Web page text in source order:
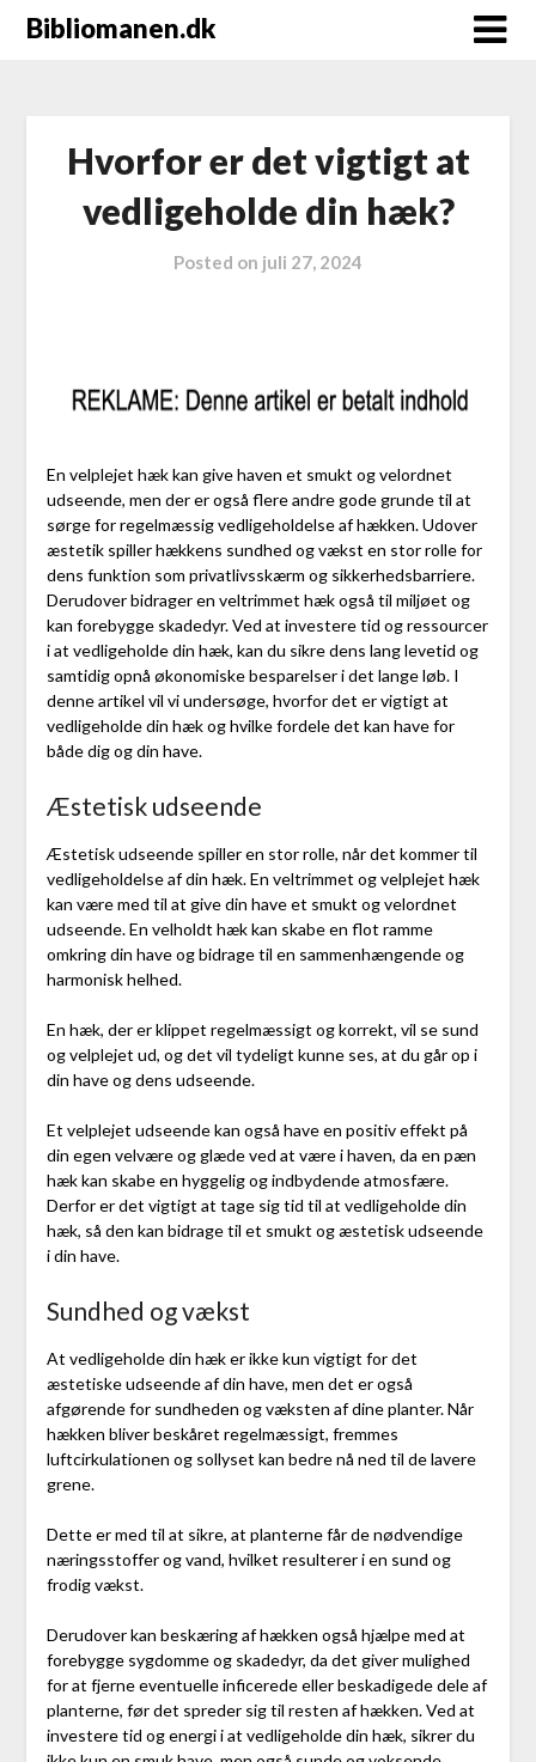
Bibliomanen.dk
Hvorfor er det vigtigt at
vedligeholde din hæk?
Posted on juli 27, 2024
En velplejet hæk kan give haven et smukt og velordnet
udseende, men der er også flere andre gode grunde til at
sørge for regelmæssig vedligeholdelse af hækken. Udover
æstetik spiller hækkens sundhed og vækst en stor rolle for
dens funktion som privatlivsskærm og sikkerhedsbarriere.
Derudover bidrager en veltrimmet hæk også til miljøet og
kan forebygge skadedyr. Ved at investere tid og ressourcer
i at vedligeholde din hæk, kan du sikre dens lang levetid og
samtidig opnå økonomiske besparelser i det lange løb. I
denne artikel vil vi undersøge, hvorfor det er vigtigt at
vedligeholde din hæk og hvilke fordele det kan have for
både dig og din have.
Æstetisk udseende
Æstetisk udseende spiller en stor rolle, når det kommer til
vedligeholdelse af din hæk. En veltrimmet og velplejet hæk
kan være med til at give din have et smukt og velordnet
udseende. En velholdt hæk kan skabe en flot ramme
omkring din have og bidrage til en sammenhængende og
harmonisk helhed.
En hæk, der er klippet regelmæssigt og korrekt, vil se sund
og velplejet ud, og det vil tydeligt kunne ses, at du går op i
din have og dens udseende.
Et velplejet udseende kan også have en positiv effekt på
din egen velvære og glæde ved at være i haven, da en pæn
hæk kan skabe en hyggelig og indbydende atmosfære.
Derfor er det vigtigt at tage sig tid til at vedligeholde din
hæk, så den kan bidrage til et smukt og æstetisk udseende
i din have.
Sundhed og vækst
At vedligeholde din hæk er ikke kun vigtigt for det
æstetiske udseende af din have, men det er også
afgørende for sundheden og væksten af dine planter. Når
hækken bliver beskåret regelmæssigt, fremmes
luftcirkulationen og sollyset kan bedre nå ned til de lavere
grene.
Dette er med til at sikre, at planterne får de nødvendige
næringsstoffer og vand, hvilket resulterer i en sund og
frodig vækst.
Derudover kan beskæring af hækken også hjælpe med at
forebygge sygdomme og skadedyr, da det giver mulighed
for at fjerne eventuelle inficerede eller beskadigede dele af
planterne, før det spreder sig til resten af hækken. Ved at
investere tid og energi i at vedligeholde din hæk, sikrer du